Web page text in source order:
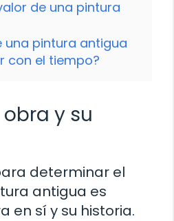
de una pintura
una pintura antigua
con el tiempo?
y su
determinar el
antigua es
en sí y su historia.